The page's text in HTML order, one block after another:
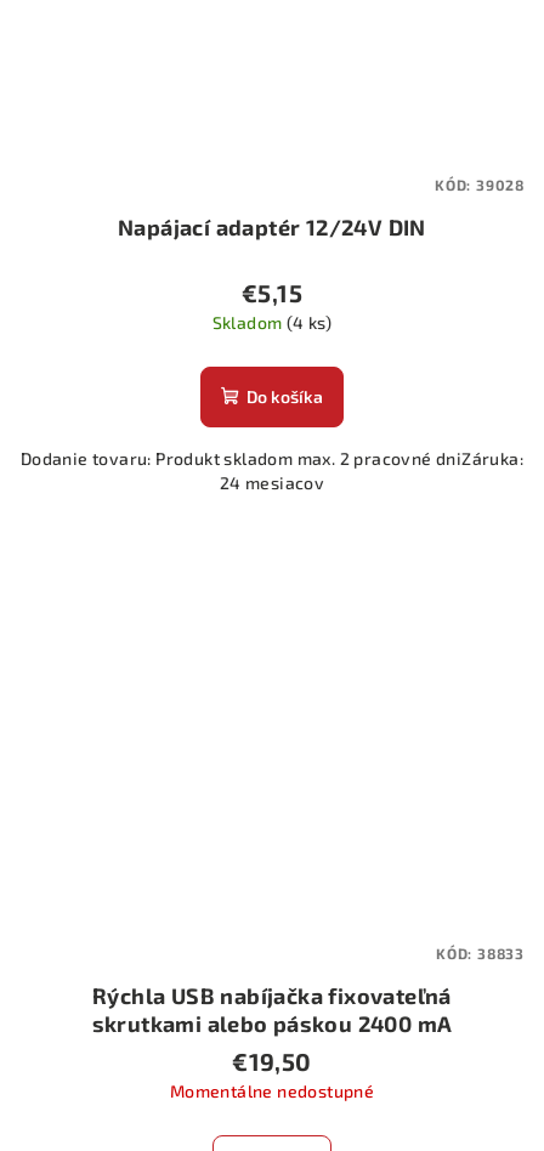
Napájací adaptér 12/24V DIN
€5,15
Skladom (4 ks)
Do košíka
Dodanie tovaru: Produkt skladom max. 2 pracovné dniZáruka:
24 mesiacov
KÓD: 39028
Rýchla USB nabíjačka fixovateľná
skrutkami alebo páskou 2400 mA
12 / 24 V USB-FIX PLUG
€19,50
Momentálne nedostupné
KÓD: 38833